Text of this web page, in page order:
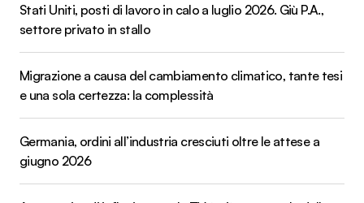
Stati Uniti, posti di lavoro in calo a luglio 2026. Giù P.A.,
settore privato in stallo
Migrazione a causa del cambiamento climatico, tante tesi
e una sola certezza: la complessità
Germania, ordini all’industria cresciuti oltre le attese a
giugno 2026